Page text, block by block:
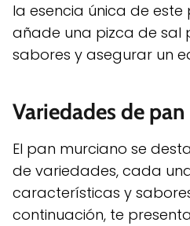
la esencia única de este
añade una pizca de sal
sabores y asegurar un
Variedades de
El pan murciano se
de variedades, cada
características y
continuación, te